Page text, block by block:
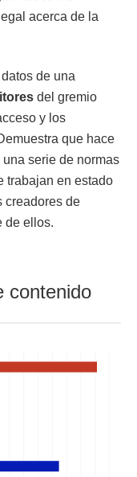
acerca de la
de una
del gremio
y los
que hace
serie de normas
trabajan en estado
creadores de
de ellos.
contenido